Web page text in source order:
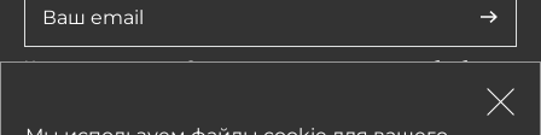
Нажимая на кнопку «Отправить», я даюсогласиена обработку